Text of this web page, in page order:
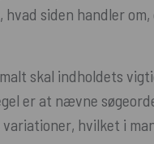
siden handler
skal indholdets
er at nævne
hvilket i